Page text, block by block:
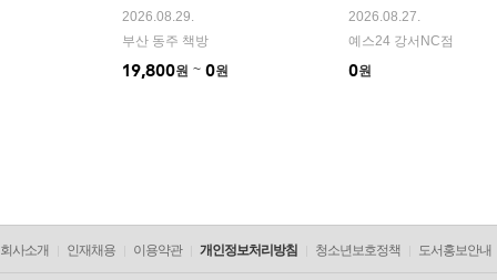
읽기
2026.08.29.
부산 동주 책방
19,800원 0원
2026.08.27.
예스24 강서NC점
0원
회사소개 인재채용 이용약관 개인정보처리방침 청소년보호정책 도서홍보안내